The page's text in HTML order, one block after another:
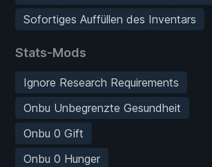
Sofortiges Auffüllen des Inventars
Stats-Mods
Ignore Research Requirements
Onbu Unbegrenzte Gesundheit
Onbu 0 Gift
Onbu 0 Hunger